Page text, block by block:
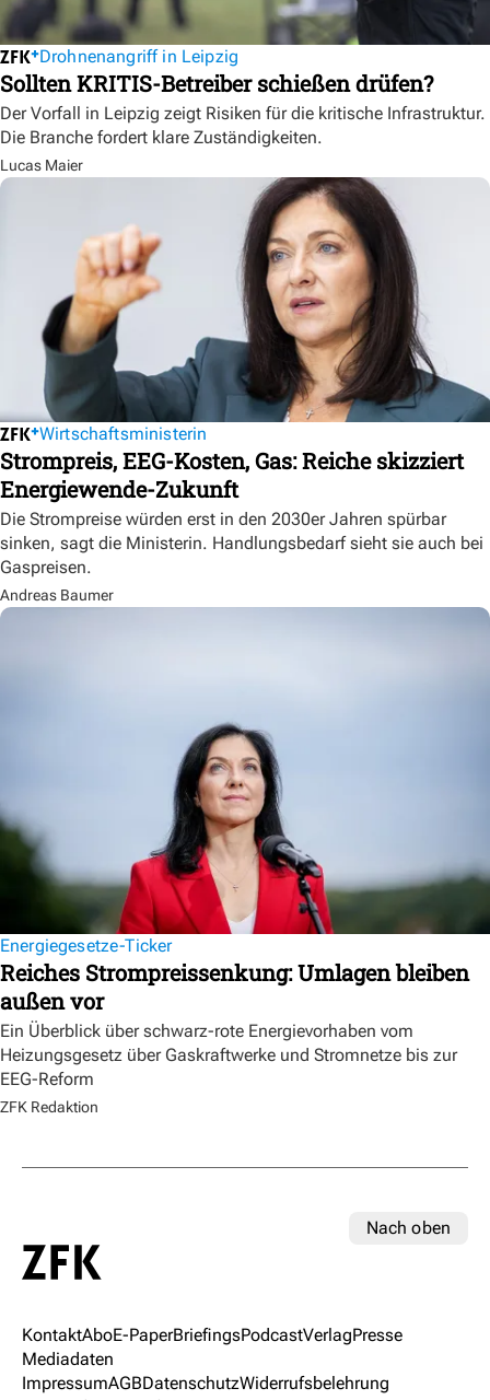
Drohnenangriff in Leipzig
Sollten KRITIS-Betreiber schießen drüfen?
Der Vorfall in Leipzig zeigt Risiken für die kritische Infrastruktur.
Die Branche fordert klare Zuständigkeiten.
Lucas Maier
Wirtschaftsministerin
Strompreis, EEG-Kosten, Gas: Reiche skizziert
Energiewende-Zukunft
Die Strompreise würden erst in den 2030er Jahren spürbar
sinken, sagt die Ministerin. Handlungsbedarf sieht sie auch bei
Gaspreisen.
Andreas Baumer
Energiegesetze-Ticker
Reiches Strompreissenkung: Umlagen bleiben
außen vor
Ein Überblick über schwarz-rote Energievorhaben vom
Heizungsgesetz über Gaskraftwerke und Stromnetze bis zur
EEG-Reform
ZFK Redaktion
Nach oben
KontaktAboE-PaperBriefingsPodcastVerlagPresse
Mediadaten
ImpressumAGBDatenschutzWiderrufsbelehrung